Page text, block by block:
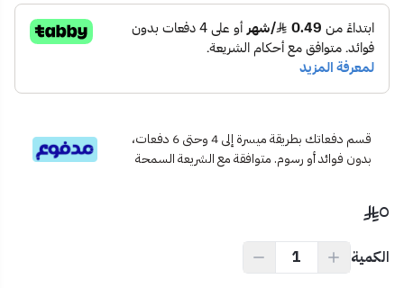
الصناديق الصغيرة، الشنط، الأدراج، حقائب المعدات
مثالي للاستخدام المنزلي أو أثناء السفر
💡نصيحة احترافية:
إذا كنت تبحث عن قفل صغير يسهل حمله دون التنازل عن الأمان، فهذا
قسم دفعاتك بطريقة ميسرة إلى 4 وحتى 6 دفعات،
بدون فوائد أو رسوم. متوافقة مع الشريعة السمحة
٥
الكمية